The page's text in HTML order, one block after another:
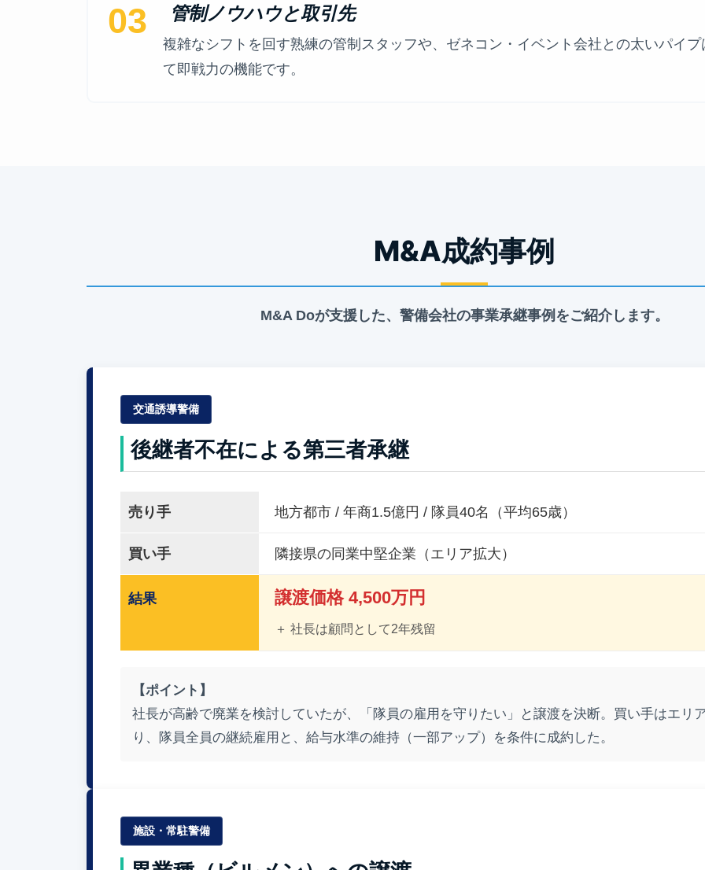
03 管制ノウハウと取引先
複雑なシフトを回す熟練の管制スタッフや、ゼネコン・イベント会社との太いパイ
て即戦力の機能です。
M&A成約事例
M&A Doが支援した、警備会社の事業承継事例をご紹介します。
交通誘導警備
後継者不在による第三者承継
売り手 地方都市 / 年商1.5億円 / 隊員40名（平均65歳）
買い手 隣接県の同業中堅企業（エリア拡大）
結果 譲渡価格 4,500万円
＋ 社長は顧問として2年残留
【ポイント】
社長が高齢で廃業を検討していたが、「隊員の雇用を守りたい」と譲渡を決断。買い手はエリ
り、隊員全員の継続雇用と、給与水準の維持（一部アップ）を条件に成約した。
施設・常駐警備